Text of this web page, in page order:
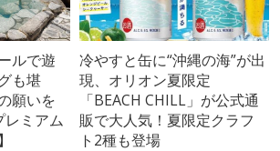
ルで遊
も堪
願いを
レミアム
冷やすと缶に“沖縄の海”が出
現、オリオン夏限定
「BEACH CHILL」が公式通
販で大人気！夏限定クラフ
ト2種も登場